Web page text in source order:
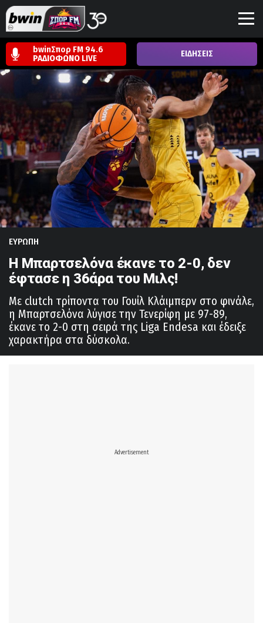
bwinΣπορ FM 94.6
ΡΑΔΙΟΦΩΝΟ LIVE ΕΙΔΗΣΕΙΣ
ΕΥΡΩΠΗ
Η Μπαρτσελόνα έκανε το 2-0, δεν
έφτασε η 36άρα του Μιλς!
Με clutch τρίποντα του Γουίλ Κλάιμπερν στο φινάλε,
η Μπαρτσελόνα λύγισε την Τενερίφη με 97-89,
έκανε το 2-0 στη σειρά της Liga Endesa και έδειξε
χαρακτήρα στα δύσκολα.